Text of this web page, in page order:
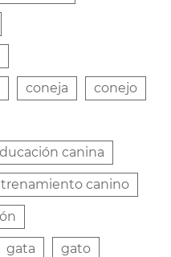
coneja conejo
canina
canino
gata gato